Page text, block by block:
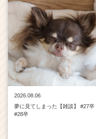
2026.08.06
夢に見てしまった【雑談】 #27卒
#28卒